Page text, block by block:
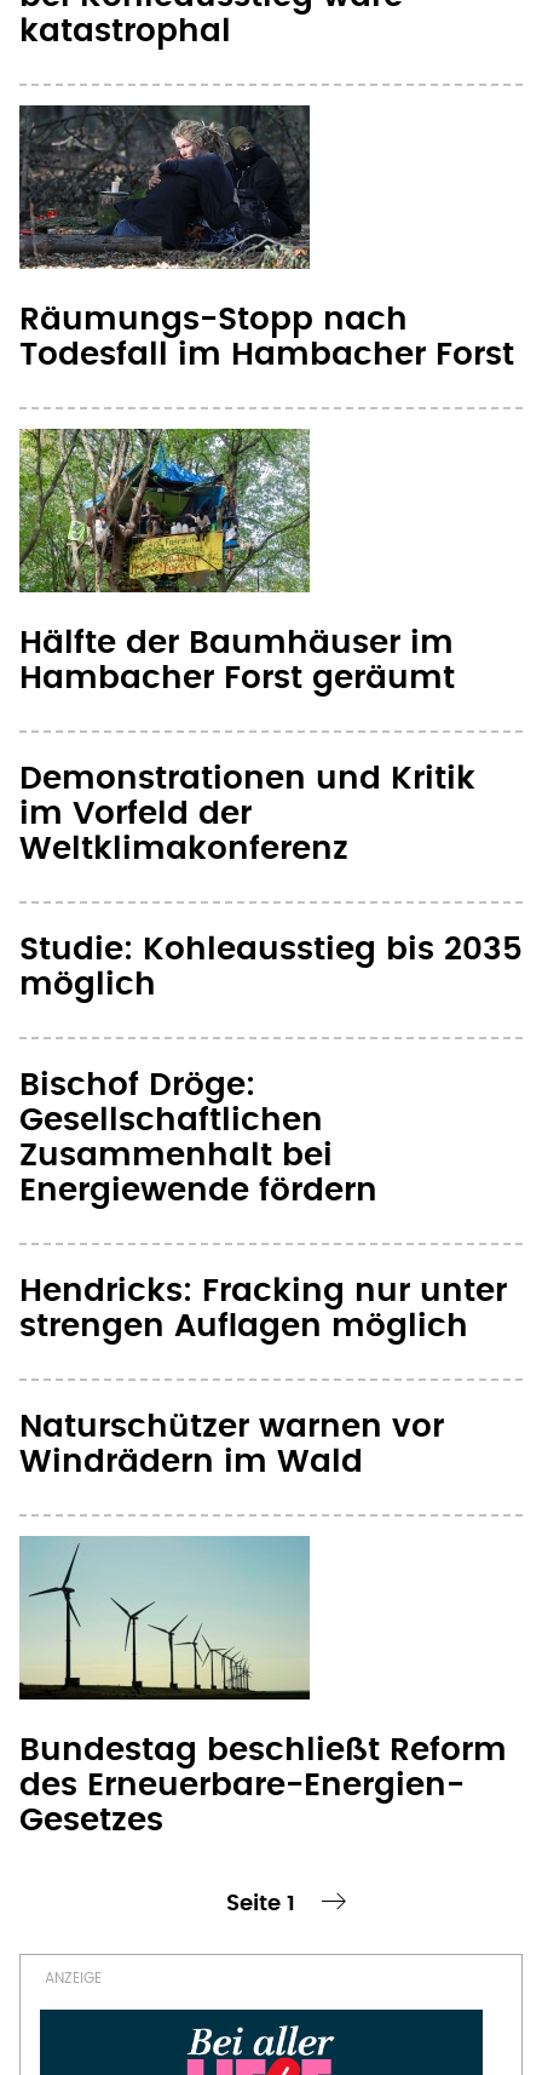
Räumungs-Stopp nach
Todesfall im Hambacher Forst
Hälfte der Baumhäuser im
Hambacher Forst geräumt
Demonstrationen und Kritik
Weltklimakonferenz
Studie: Kohleausstieg bis 2035
Bischof Dröge:
Gesellschaftlichen
Zusammenhalt bei
Energiewende fördern
Hendricks: Fracking nur unter
strengen Auflagen möglich
Naturschützer warnen vor
Windrädern im Wald
Bundestag beschließt Reform
des Erneuerbare-Energien-
Seitennummerierung
Seite 1
Seite nächste Seite ›